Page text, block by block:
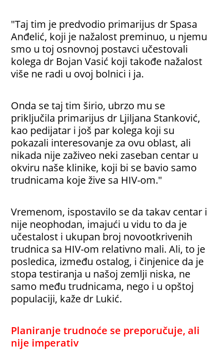
"Taj tim je predvodio primarijus dr Spasa
Anđelić, koji je nažalost preminuo, u njemu
smo u toj osnovnoj postavci učestovali
kolega dr Bojan Vasić koji takođe nažalost
više ne radi u ovoj bolnici i ja.
Onda se taj tim širio, ubrzo mu se
priključila primarijus dr Ljiljana Stanković,
kao pedijatar i još par kolega koji su
pokazali interesovanje za ovu oblast, ali
nikada nije zaživeo neki zaseban centar u
okviru naše klinike, koji bi se bavio samo
trudnicama koje žive sa HIV-om."
Vremenom, ispostavilo se da takav centar i
nije neophodan, imajući u vidu to da je
učestalost i ukupan broj novootkrivenih
trudnica sa HIV-om relativno mali. Ali, to je
posledica, između ostalog, i činjenice da je
stopa testiranja u našoj zemlji niska, ne
samo među trudnicama, nego i u opštoj
populaciji, kaže dr Lukić.
Planiranje trudnoće se preporučuje, ali
nije imperativ